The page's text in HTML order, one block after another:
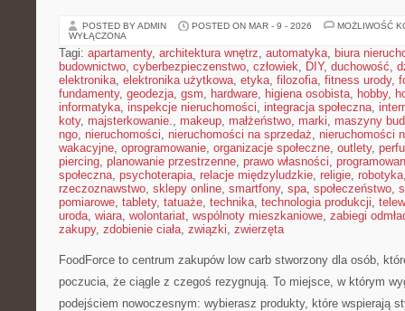
POSTED BY ADMIN POSTED ON MAR - 9 - 2026
MOŻLIWOŚĆ
WYŁĄCZONA
Tagi: apartamenty, architektura wnętrz, automatyka, biura
budownictwo, cyberbezpieczenstwo, człowiek, DIY, duchowość,
elektronika, elektronika użytkowa, etyka, filozofia, fitness urody,
fundamenty, geodezja, gsm, hardware, higiena osobista, hobby,
informatyka, inspekcje nieruchomości, integracja społeczna,
koty, majsterkowanie., makeup, małżeństwo, marki, maszyny
ngo, nieruchomości, nieruchomości na sprzedaż, nieruchomości
wakacyjne, oprogramowanie, organizacje społeczne, outlety,
piercing, planowanie przestrzenne, prawo własności,
społeczna, psychoterapia, relacje międzyludzkie, religie, robotyka
rzeczoznawstwo, sklepy online, smartfony, spa, społeczeństwo,
pomiarowe, tablety, tatuaże, technika, technologia produkcji,
uroda, wiara, wolontariat, wspólnoty mieszkaniowe, zabiegi
zakupy, zdobienie ciała, związki, zwierzęta
FoodForce to centrum zakupów low carb stworzony dla osób,
poczucia, że ciągle z czegoś rezygnują. To miejsce, w którym
podejściem nowoczesnym: wybierasz produkty, które wspierają